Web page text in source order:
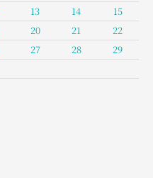
13 14
15
20 21
22
27 28
29